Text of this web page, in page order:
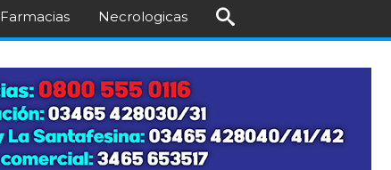
Farmacias Necrologicas